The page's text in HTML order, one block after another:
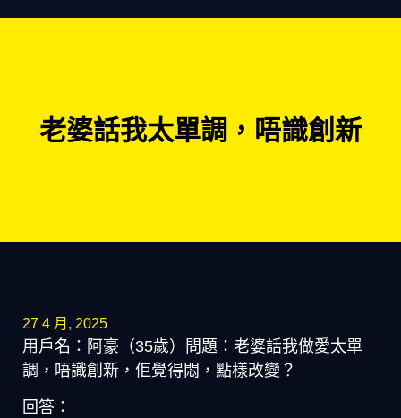
老婆話我太單調，唔識創新
27 4 月, 2025
用戶名：阿豪（35歲）問題：老婆話我做愛太單
調，唔識創新，佢覺得悶，點樣改變？
回答：